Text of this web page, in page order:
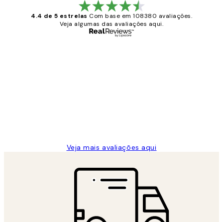
4.4 de 5 estrelas Com base em 108380 avaliações.
Veja algumas das avaliações aqui.
Veja mais avaliações aqui